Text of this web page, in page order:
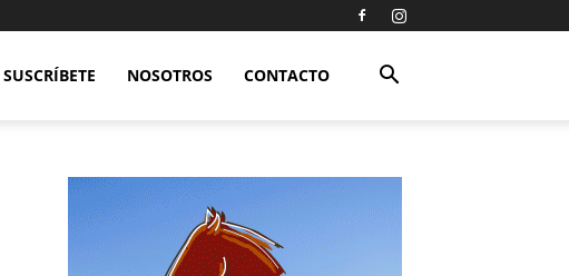
SUSCRÍBETE NOSOTROS CONTACTO